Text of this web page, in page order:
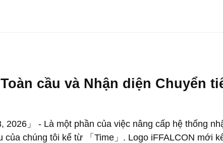
cầu và Nhận diện Chuyển
2026」 - Là một phần của việc nâng cấp hệ thống
chúng tôi kể từ 「Time」. Logo iFFALCON mới